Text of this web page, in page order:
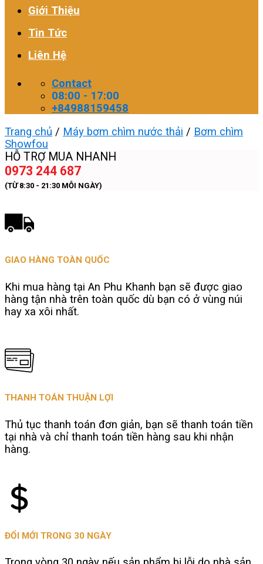
Giới Thiệu
Tin Tức
Liên Hệ
Contact
08:00 - 17:00
+84988159458
Trang chủ / Máy bơm chìm nước thải / Bơm chìm
Showfou
HỖ TRỢ MUA NHANH
0973 244 687
(TỪ 8:30 - 21:30 MỖI NGÀY)
GIAO HÀNG TOÀN QUỐC
Khi mua hàng tại An Phu Khanh bạn sẽ được giao
hàng tận nhà trên toàn quốc dù bạn có ở vùng núi
hay xa xôi nhất.
THANH TOÁN THUẬN LỢI
Thủ tục thanh toán đơn giản, bạn sẽ thanh toán tiền
tại nhà và chỉ thanh toán tiền hàng sau khi nhận
hàng.
ĐỔI MỚI TRONG 30 NGÀY